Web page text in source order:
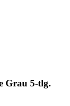
Grau 5-tlg.